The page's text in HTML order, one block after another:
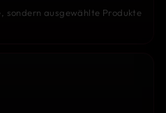
sondern ausgewählte Produkte